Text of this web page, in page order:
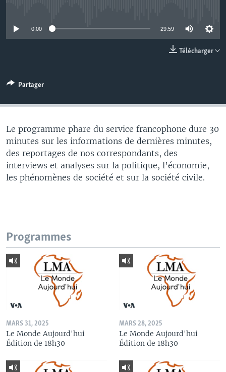
0:00 29:59
Télécharger
Partager
Le programme phare du service francophone dure 30
minutes sur les informations de dernières minutes,
des reportages de nos correspondants, des
interviews et analyses sur la politique, l’économie,
les phénomènes de société et sur la société civile.
Programmes
MARS 31, 2025
Le Monde Aujourd'hui
Édition de 18h30
MARS 28, 2025
Le Monde Aujourd'hui
Édition de 18h30